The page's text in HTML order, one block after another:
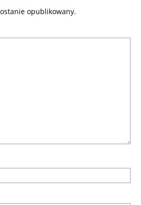
opublikowany.